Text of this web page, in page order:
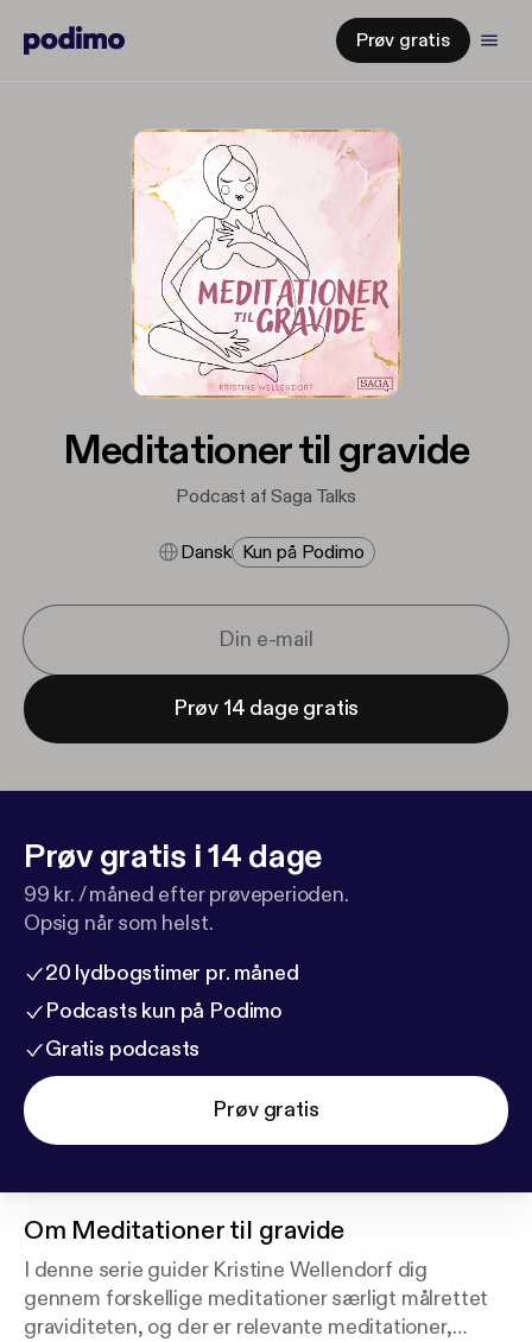
Prøv gratis
Meditationer til gravide
Podcast af Saga Talks
Dansk Kun på Podimo
Prøv 14 dage gratis
Prøv gratis i 14 dage
99 kr. / måned efter prøveperioden.
Opsig når som helst.
20 lydbogstimer pr. måned
Podcasts kun på Podimo
Gratis podcasts
Prøv gratis
Om Meditationer til gravide
I denne serie guider Kristine Wellendorf dig
gennem forskellige meditationer særligt målrettet
graviditeten, og der er relevante meditationer,